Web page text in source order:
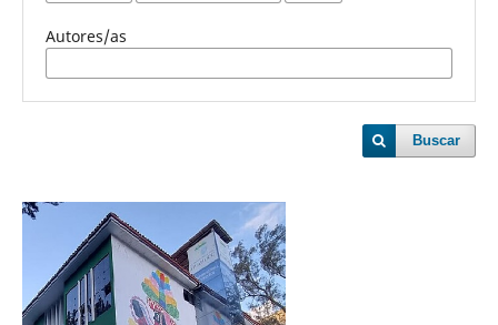
Autores/as
Buscar